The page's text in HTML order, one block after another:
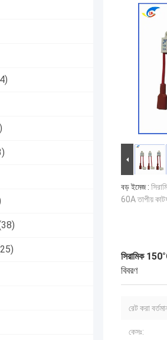
বড় ইমেজ :
60A তাপীয়
সিরামিক
বিবরণ
রেট করা
কেসঃ: